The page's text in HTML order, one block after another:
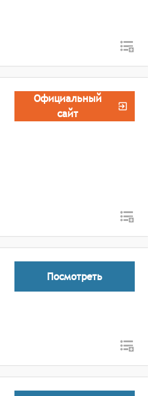
Официальный
сайт
Посмотреть